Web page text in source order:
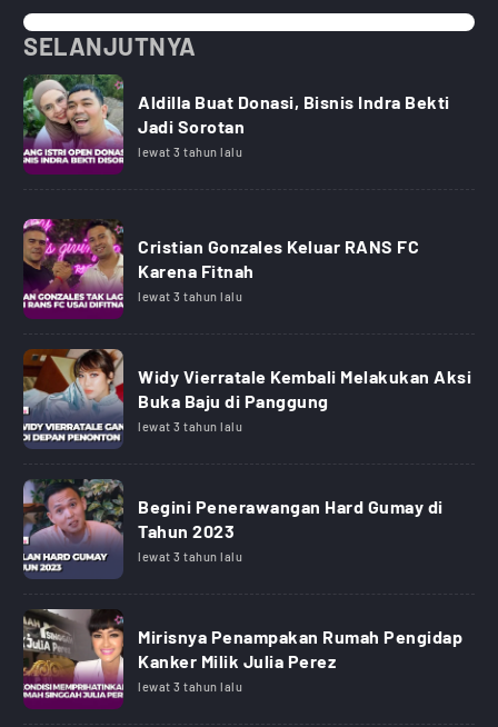
SELANJUTNYA
Aldilla Buat Donasi, Bisnis Indra Bekti
Jadi Sorotan
lewat 3 tahun lalu
Cristian Gonzales Keluar RANS FC
Karena Fitnah
lewat 3 tahun lalu
Widy Vierratale Kembali Melakukan Aksi
Buka Baju di Panggung
lewat 3 tahun lalu
Begini Penerawangan Hard Gumay di
Tahun 2023
lewat 3 tahun lalu
Mirisnya Penampakan Rumah Pengidap
Kanker Milik Julia Perez
lewat 3 tahun lalu